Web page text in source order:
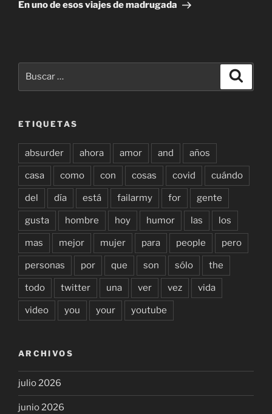
En uno de esos viajes de madrugada
ETIQUETAS
absurder ahora amor and años
casa como con cosas covid cuándo
del día está failarmy for gente
gusta hombre hoy humor las los
mas mejor mujer para people pero
personas por que son sólo the
todo twitter una ver vez vida
video you your youtube
ARCHIVOS
julio 2026
junio 2026